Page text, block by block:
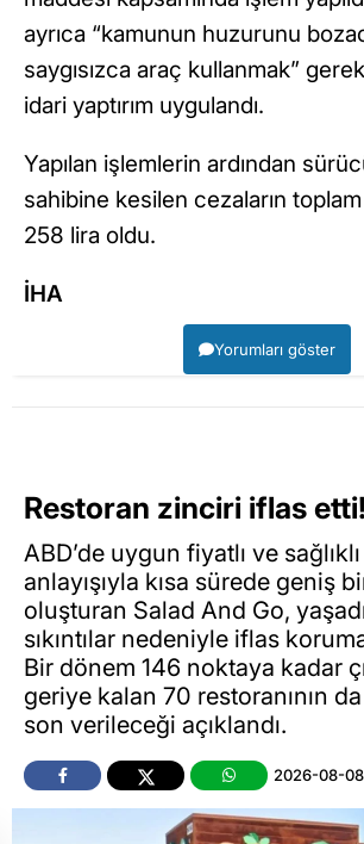
ayrıca “kamunun huzurunu
saygısızca araç kullanmak”
idari yaptırım uygulandı.
Yapılan işlemlerin ardından
sahibine kesilen cezaların
258 lira oldu.
İHA
Yorumları göster
Restoran zinciri iflas etti!
ABD’de uygun fiyatlı ve
anlayışıyla kısa sürede geniş
oluşturan Salad And Go,
sıkıntılar nedeniyle iflas
Bir dönem 146 noktaya kadar
geriye kalan 70 restoranının
son verileceği açıklandı.
2026-08-08